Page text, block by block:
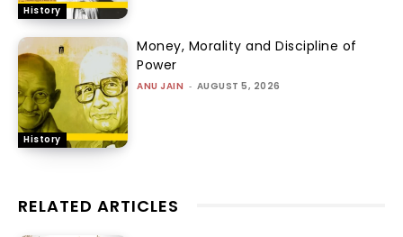
History
History
Money, Morality and Discipline of
Power
ANU JAIN - AUGUST 5, 2026
RELATED ARTICLES